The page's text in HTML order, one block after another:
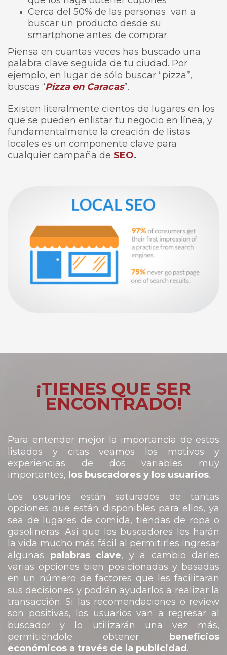
Cerca del 50% de las personas van a
buscar un producto desde su
smartphone antes de comprar.
Piensa en cuantas veces has buscado una
palabra clave seguida de tu ciudad. Por
ejemplo, en lugar de sólo buscar “pizza”,
buscas “Pizza en Caracas”.
Existen literalmente cientos de lugares en los
que se pueden enlistar tu negocio en línea, y
fundamentalmente la creación de listas
locales es un componente clave para
cualquier campaña de SEO.
¡TIENES QUE SER
ENCONTRADO!
Para entender mejor la importancia de estos
listados y citas veamos los motivos y
experiencias de dos variables muy
importantes, los buscadores y los usuarios.
Los usuarios están saturados de tantas
opciones que están disponibles para ellos, ya
sea de lugares de comida, tiendas de ropa o
gasolineras. Así que los buscadores les harán
la vida mucho más fácil al permitirles ingresar
algunas palabras clave, y a cambio darles
varias opciones bien posicionadas y basadas
en un número de factores que les facilitaran
sus decisiones y podrán ayudarlos a realizar la
transacción. Si las recomendaciones o review
son positivas, los usuarios van a regresar al
buscador y lo utilizarán una vez más,
permitiéndole obtener
beneficios
económicos a través de la publicidad .